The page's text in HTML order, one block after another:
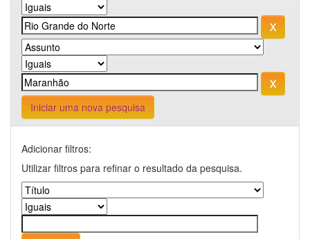
Iniciar uma nova pesquisa
Adicionar filtros:
Utilizar filtros para refinar o resultado da pesquisa.